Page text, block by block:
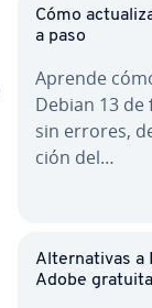
Cómo
a paso
Aprende
Debian 13
sin errores,
ción del…
Al­te­r­na­ti­vas a
Adobe